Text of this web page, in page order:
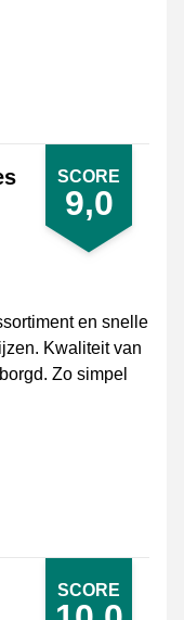
SCORE
9,0
en snelle
Kwaliteit van
Zo simpel
SCORE